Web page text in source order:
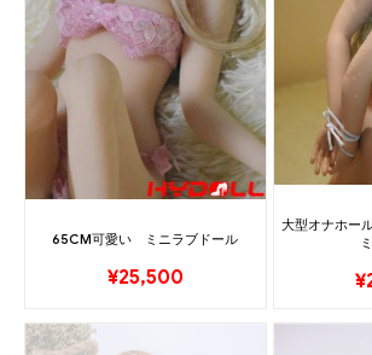
65CM可愛い ミニラブドール
¥25,500
大型オナホー
¥